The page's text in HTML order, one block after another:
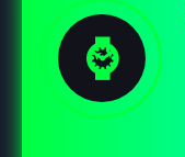
⌚